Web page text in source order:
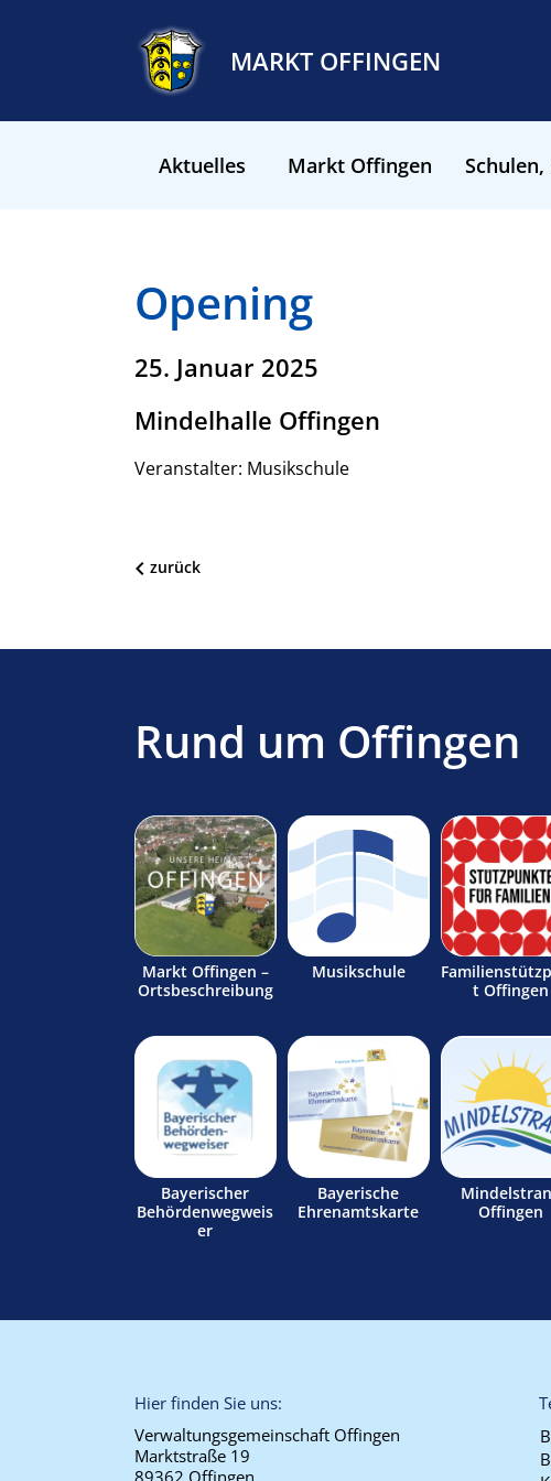
MARKT OFFINGEN
Aktuelles Markt Offingen Schulen,
Opening
25. Januar 2025
Mindelhalle Offingen
Veranstalter: Musikschule
zurück
Rund um Offingen
Markt Offingen –
Ortsbeschreibung
Musikschule
t Offingen
Bayerischer
Behördenwegweis
er
Bayerische
Ehrenamtskarte
Offingen
Hier finden Sie uns:
Verwaltungsgemeinschaft Offingen
Marktstraße 19
89362 Offingen